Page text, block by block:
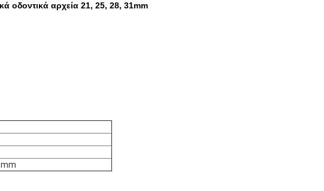
οδοντικά αρχεία 21, 25, 28, 31mm